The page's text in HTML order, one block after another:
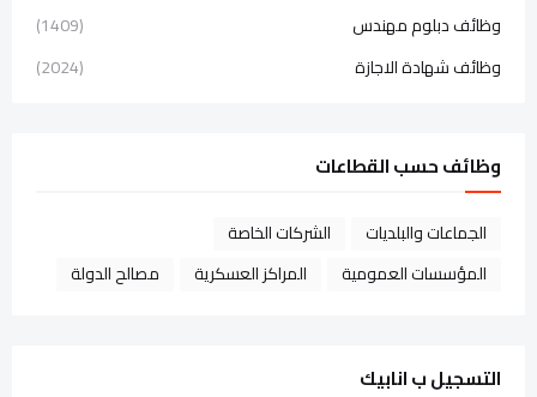
وظائف دبلوم مهندس
(1409)
وظائف شهادة الاجازة
(2024)
وظائف حسب القطاعات
الجماعات والبلديات
الشركات الخاصة
المؤسسات العمومية
المراكز العسكرية مصالح الدولة
التسجيل ب انابيك